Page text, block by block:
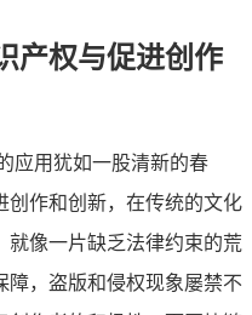
产权与促进创作
应用犹如一股清新的春
创作和创新，在传统的文化
就像一片缺乏法律约束的荒
障，盗版和侵权现象屡禁不